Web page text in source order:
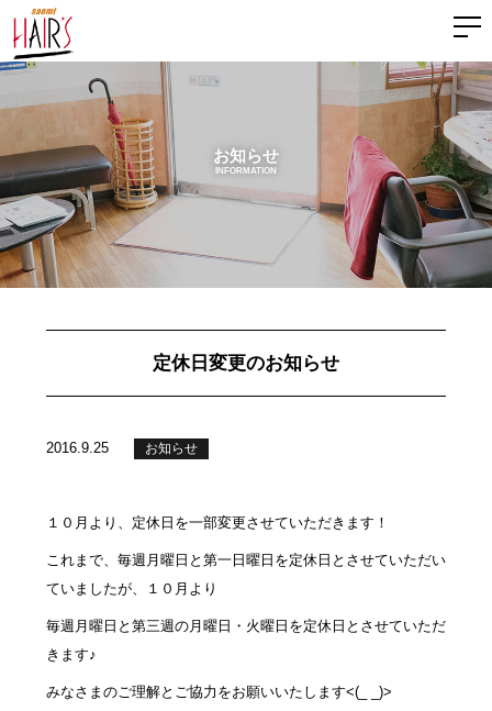
お知らせ
INFORMATION
定休日変更のお知らせ
2016.9.25 お知らせ
１０月より、定休日を一部変更させていただきます！
これまで、毎週月曜日と第一日曜日を定休日とさせていただい
ていましたが、１０月より
毎週月曜日と第三週の月曜日・火曜日を定休日とさせていただ
きます♪
みなさまのご理解とご協力をお願いいたします<(_ _)>